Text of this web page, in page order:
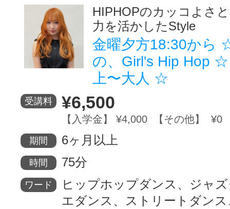
HIPHOPのカッコよさ
力を活かしたStyle
金曜夕方18:30から
の、Girl's Hip Hop
上〜大人 ☆
受講料 ¥6,500
【入学金】 ¥4,000 【その他】 ¥0
期間 6ヶ月以上
時間 75分
ワード
ヒップホップダンス、ジャ
エダンス、ストリートダン